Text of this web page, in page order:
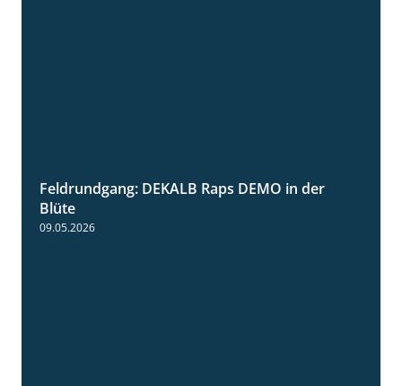
2:37
Feldrundgang: DEKALB Raps DEMO in der
Blüte
09.05.2026